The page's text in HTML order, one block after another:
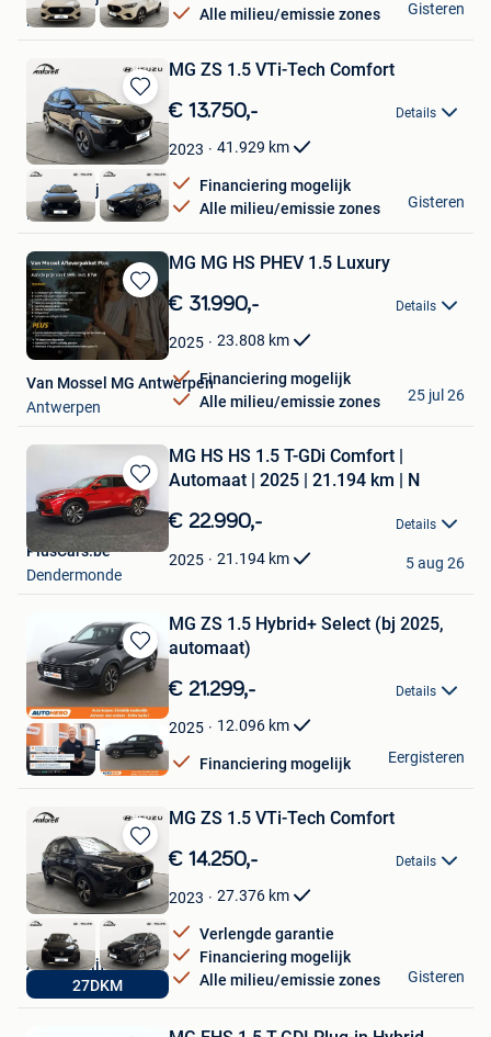
Alle milieu/emissie zones
Hamme
Gisteren
Bewaren
in
Mijn
Favorieten
MG ZS 1.5 VTi-Tech Comfort
€ 13.750,- Details
2023 41.929 km
Financiering mogelijk
Alle milieu/emissie zones
Autobedrijf Antoreti
Hamme
Gisteren
Bewaren
in
Mijn
Favorieten
MG MG HS PHEV 1.5 Luxury
€ 31.990,- Details
2025 23.808 km
Financiering mogelijk
Alle milieu/emissie zones
Van Mossel MG Antwerpen
Antwerpen
25 jul 26
Bewaren
in
Mijn
Favorieten
MG HS HS 1.5 T-GDi Comfort |
Automaat | 2025 | 21.194 km | N
€ 22.990,- Details
2025 21.194 km
PlusCars.be
Dendermonde
5 aug 26
Bewaren
in
Favorieten
MG ZS 1.5 Hybrid+ Select (bj 2025,
automaat)
€ 21.299,- Details
2025 12.096 km
Financiering mogelijk
Autohero België
Brussel
Eergisteren
Bewaren
in
Mijn
Favorieten
27DKM
MG ZS 1.5 VTi-Tech Comfort
€ 14.250,- Details
2023 27.376 km
Verlengde garantie
Financiering mogelijk
Alle milieu/emissie zones
Autobedrijf Antoreti
Hamme
Gisteren